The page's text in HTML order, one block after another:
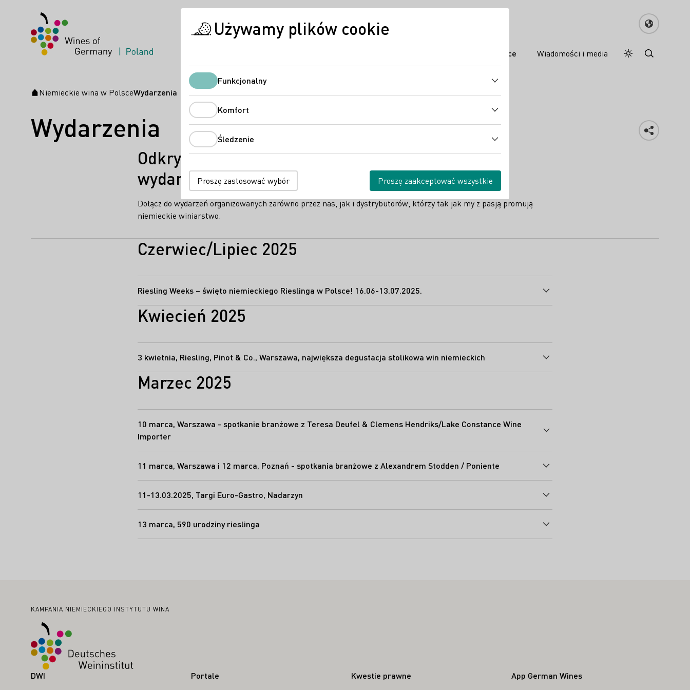
Niemieckie wina w Polsce Wiadomości i media Tryb dzienny
Darkmode
Strona startowa
Niemieckie wina w PolsceWydarzenia
Wydarzenia
Odkryj niemieckie wina podczas wyjątkowych
wydarzeń!
Dołącz do wydarzeń organizowanych zarówno przez nas, jak i dystrybutorów, którzy tak jak my z pasją promują
niemieckie winiarstwo.
Czerwiec/Lipiec 2025
Riesling Weeks – święto niemieckiego Rieslinga w Polsce! 16.06-13.07.2025.
Kwiecień 2025
3 kwietnia, Riesling, Pinot & Co., Warszawa, największa degustacja stolikowa win niemieckich
Marzec 2025
10 marca, Warszawa - spotkanie branżowe z Teresa Deufel & Clemens Hendriks/Lake Constance Wine
Importer
11 marca, Warszawa i 12 marca, Poznań - spotkania branżowe z Alexandrem Stodden / Poniente
11-13.03.2025, Targi Euro-Gastro, Nadarzyn
13 marca, 590 urodziny rieslinga
StopkaKAMPANIA NIEMIECKIEGO INSTYTUTU WINA
DWI Portale Kwestie prawne
Używamy plików cookie
Funkcjonalny
Komfort
Śledzenie
Proszę zastosować wybór Proszę zaakceptować wszystkie
App German Wines